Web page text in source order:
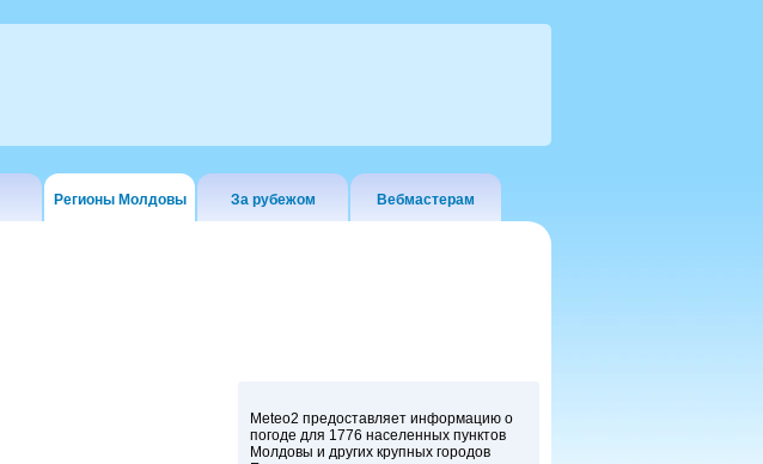
Регионы Молдовы За рубежом Вебмастерам
Meteo2 предоставляет информацию о
погоде для 1776 населенных пунктов
Молдовы и других крупных городов